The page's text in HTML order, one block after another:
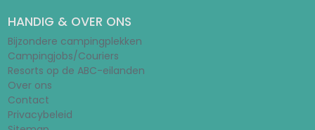
HANDIG & OVER ONS
Bijzondere campingplekken
Campingjobs/Couriers
Resorts op de ABC-eilanden
Over ons
Contact
Privacybeleid